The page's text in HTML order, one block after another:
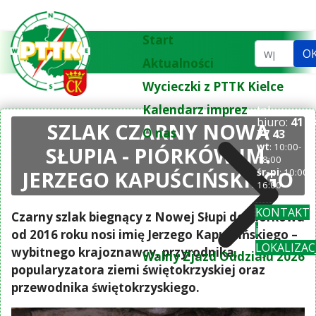
Start
Aktualności
Wycieczki z PTTK Kielce
Kalendarz imprez
O nas
Walny Zjazd Oddziału 2026
Szukaj...
tel.
biuro: 41
77 43
wt: 10:00-
18:00
śr-pi: 10:00-
16:00
KONTAKT
i
SZLAK CZARNY NOWA
SŁUPIA - PIÓRKÓW IM.
JERZEGO KAPUŚCIŃSKIEGO
Czarny szlak biegnący z Nowej Słupi do Piórkowa
od 2016 roku nosi imię Jerzego Kapuścińskiego –
wybitnego krajoznawcy, przyrodnika,
popularyzatora ziemi świętokrzyskiej oraz
przewodnika świętokrzyskiego.